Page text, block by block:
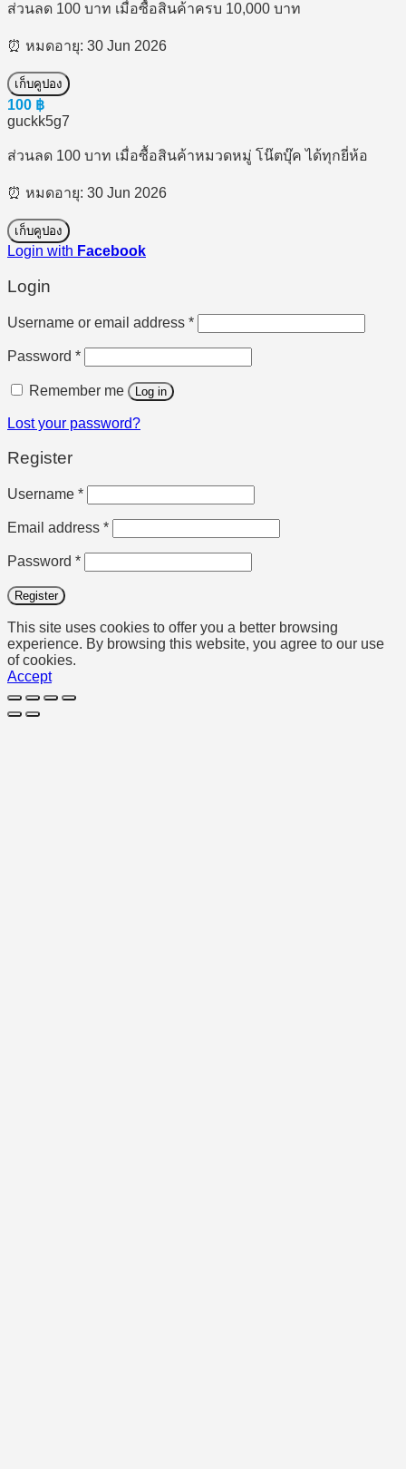
ส่วนลด 100 บาท เมื่อซื้อสินค้าครบ 10,000 บาท
⏰ หมดอายุ: 30 Jun 2026
เก็บคูปอง
100 ฿
guckk5g7
ส่วนลด 100 บาท เมื่อซื้อสินค้าหมวดหมู่ โน๊ตบุ๊ค ได้ทุกยี่ห้อ
⏰ หมดอายุ: 30 Jun 2026
เก็บคูปอง
Login with Facebook
Login
Username or email address *Required
Password *Required
Remember me Log in
Lost your password?
Register
Username *Required
Email address *Required
Password *Required
Register
This site uses cookies to offer you a better browsing
experience. By browsing this website, you agree to our use
of cookies.
Accept